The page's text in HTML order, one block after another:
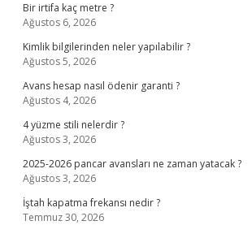
Bir irtifa kaç metre ?
Ağustos 6, 2026
Kimlik bilgilerinden neler yapılabilir ?
Ağustos 5, 2026
Avans hesap nasıl ödenir garanti ?
Ağustos 4, 2026
4 yüzme stili nelerdir ?
Ağustos 3, 2026
2025-2026 pancar avansları ne zaman yatacak ?
Ağustos 3, 2026
İştah kapatma frekansı nedir ?
Temmuz 30, 2026